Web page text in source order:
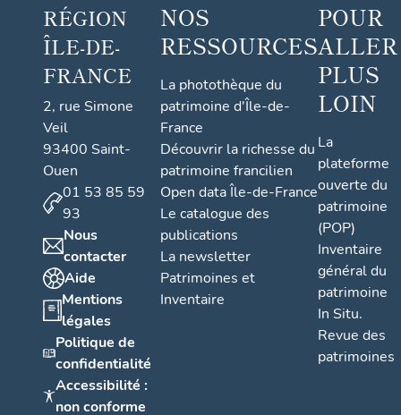
RÉGION
ÎLE-DE-
FRANCE
2, rue Simone
Veil
93400 Saint-
Ouen
01 53 85 59
93
Nous
contacter
Aide
Mentions
légales
Politique de
confidentialité
Accessibilité :
non conforme
NOS
RESSOURCES
La photothèque du
patrimoine d'Île-de-
France
Découvrir la richesse du
patrimoine francilien
Open data Île-de-France
Le catalogue des
publications
La newsletter
Patrimoines et
Inventaire
POUR
ALLER
PLUS
LOIN
La
plateforme
ouverte du
patrimoine
(POP)
Inventaire
général du
patrimoine
In Situ.
Revue des
patrimoines